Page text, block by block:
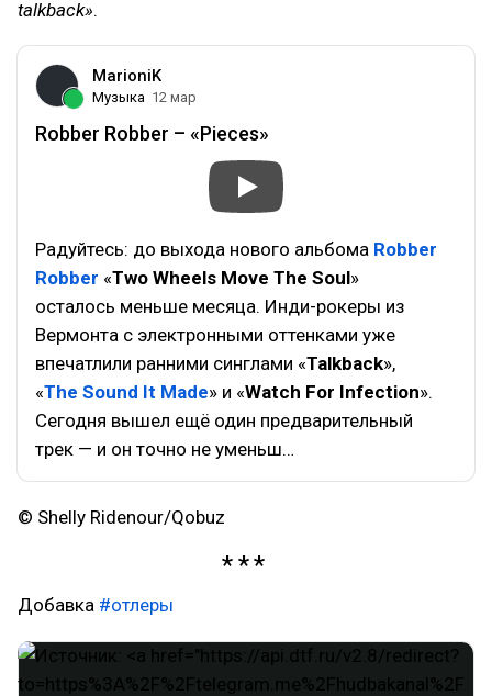
talkback».
MarioniK
Музыка 12 мар
Robber Robber – «Pieces»
Радуйтесь: до выхода нового альбома Robber
Robber «Two Wheels Move The Soul»
осталось меньше месяца. Инди-рокеры из
Вермонта с электронными оттенками уже
впечатлили ранними синглами «Talkback»,
«The Sound It Made» и «Watch For Infection».
Сегодня вышел ещё один предварительный
трек — и он точно не уменьш…
© Shelly Ridenour/Qobuz
Добавка #отлеры